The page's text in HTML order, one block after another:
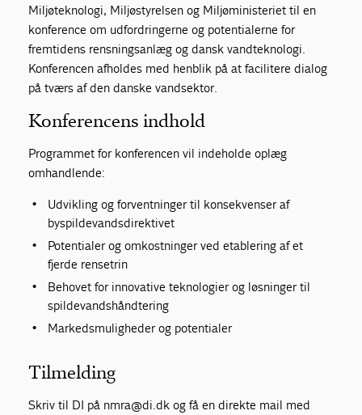
Miljøteknologi, Miljøstyrelsen og Miljøministeriet til en
konference om udfordringerne og potentialerne for
fremtidens rensningsanlæg og dansk vandteknologi.
Konferencen afholdes med henblik på at facilitere dialog
på tværs af den danske vandsektor.
Konferencens indhold
Programmet for konferencen vil indeholde oplæg
omhandlende:
Udvikling og forventninger til konsekvenser af
byspildevandsdirektivet
Potentialer og omkostninger ved etablering af et
fjerde rensetrin
Behovet for innovative teknologier og løsninger til
spildevandshåndtering
Markedsmuligheder og potentialer
Tilmelding
Skriv til DI på nmra@di.dk og få en direkte mail med